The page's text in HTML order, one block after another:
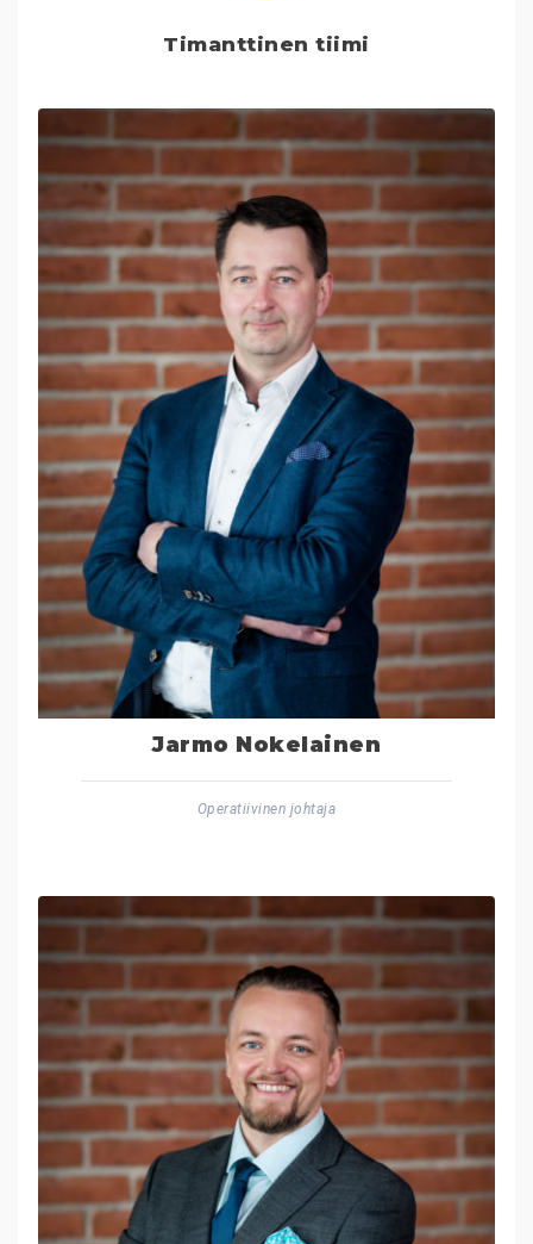
Timanttinen tiimi
Jarmo Nokelainen
Operatiivinen johtaja